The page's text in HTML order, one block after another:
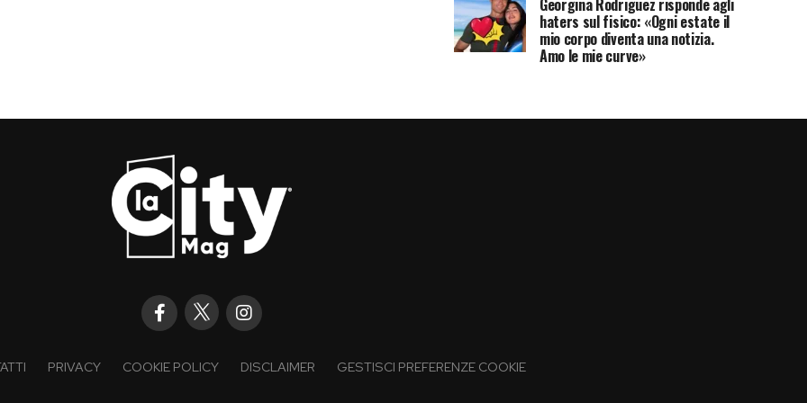
Georgina Rodriguez risponde agli
haters sul fisico: «Ogni estate il
mio corpo diventa una notizia.
Amo le mie curve»
PRIVACY COOKIE POLICY DISCLAIMER GESTISCI PREFERENZE COOKIE